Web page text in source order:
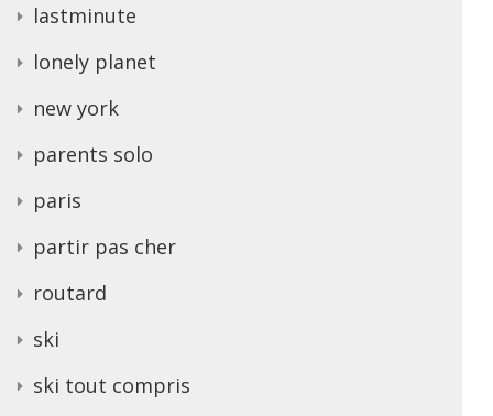
lastminute
lonely planet
new york
parents solo
paris
partir pas cher
routard
ski
ski tout compris